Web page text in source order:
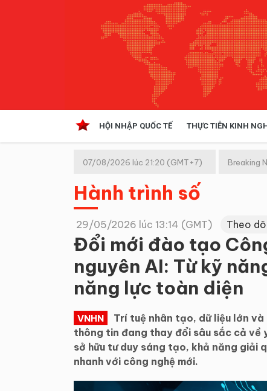
HỘI NHẬP QUỐC TẾ THỰC TIỄN KINH
Kinh tế hội nhập
Doanh nghiệp
07/08/2026 lúc 21:20 (GMT+7) Breaking
Hành trình số
29/05/2026 lúc 13:14 (GMT) Theo
Đổi mới đào tạo
nguyên AI: Từ kỹ
năng lực toàn diện
VNHN
Trí tuệ nhân tạo, dữ liệu lớn
thông tin đang thay đổi sâu sắc cả về
sở hữu tư duy sáng tạo, khả năng giải
nhanh với công nghệ mới.